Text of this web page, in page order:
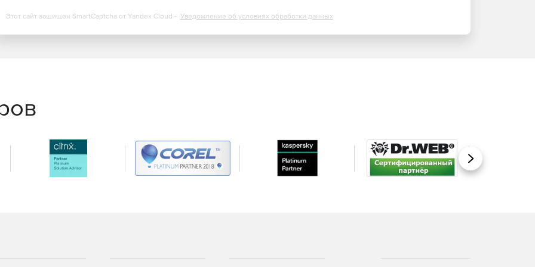
время администраторов и снижают нагрузку
журналы событий дают полную картину по состоянию
Этот сайт защищен SmartCaptcha от Yandex Cloud - Уведомление об условиях обработки данных
Вперед